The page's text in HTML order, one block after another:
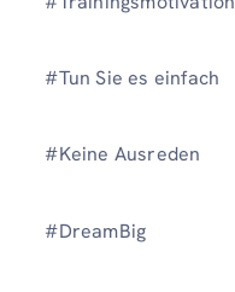
#Tun Sie es einfach
#Keine Ausreden
#DreamBig